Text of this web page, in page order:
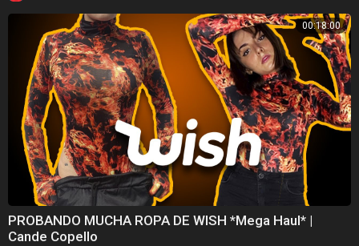
00:18:00
PROBANDO MUCHA ROPA DE WISH *Mega Haul* |
Cande Copello